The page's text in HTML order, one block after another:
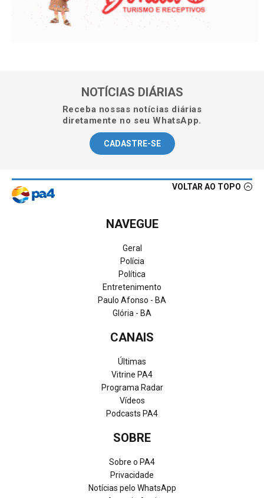
NOTÍCIAS DIÁRIAS
Receba nossas notícias diárias
diretamente no seu WhatsApp.
CADASTRE-SE
VOLTAR AO TOPO
NAVEGUE
Geral
Polícia
Política
Entretenimento
Paulo Afonso - BA
Glória - BA
CANAIS
Últimas
Vitrine PA4
Programa Radar
Vídeos
Podcasts PA4
SOBRE
Sobre o PA4
Privacidade
Notícias pelo WhatsApp